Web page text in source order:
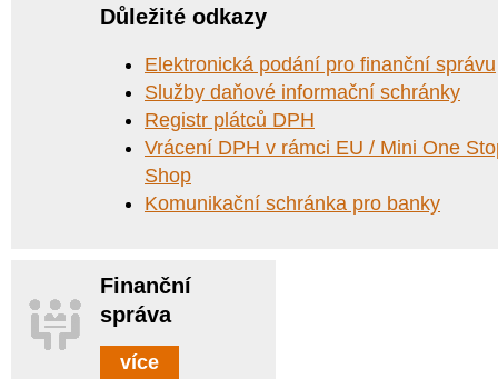
Důležité odkazy
Elektronická podání pro finanční správu
Služby daňové informační schránky
Registr plátců DPH
Vrácení DPH v rámci EU / Mini One
Shop
Komunikační schránka pro banky
Finanční
správa
více